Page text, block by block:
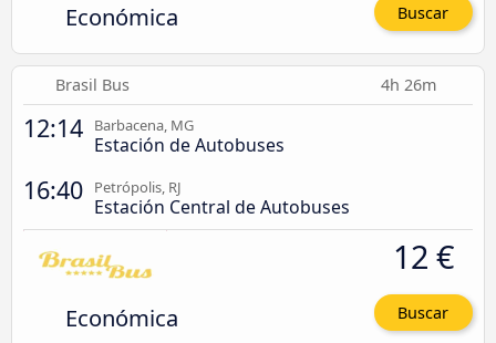
Económica Buscar
Brasil Bus 4h 26m
12:14 Barbacena, MG
Estación de Autobuses
16:40 Petrópolis, RJ
Estación Central de Autobuses
Económica
12 €
Buscar